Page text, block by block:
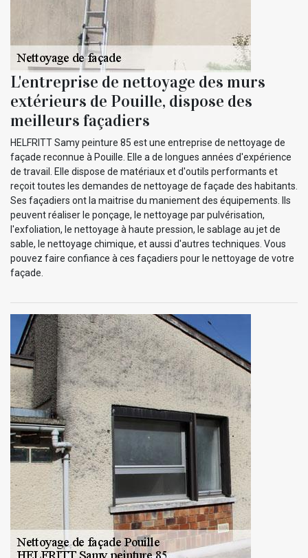
L'entreprise de nettoyage des murs
extérieurs de Pouille, dispose des
meilleurs façadiers
HELFRITT Samy peinture 85 est une entreprise de nettoyage de
façade reconnue à Pouille. Elle a de longues années d'expérience
de travail. Elle dispose de matériaux et d'outils performants et
reçoit toutes les demandes de nettoyage de façade des habitants.
Ses façadiers ont la maitrise du maniement des équipements. Ils
peuvent réaliser le ponçage, le nettoyage par pulvérisation,
l'exfoliation, le nettoyage à haute pression, le sablage au jet de
sable, le nettoyage chimique, et aussi d'autres techniques. Vous
pouvez faire confiance à ces façadiers pour le nettoyage de votre
façade.